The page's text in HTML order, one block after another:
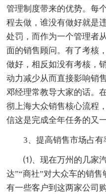
管理制度带来的优势。每
程去做，谁没有做好就是
处罚，而作为一个管理者
面的销售顾问。有了考核
做好，相反如没有考核，
动力减少从而直接影响销
邓经理常教导大家的话。
彻上海大众销售核心流程
信这是完成全年任务的又一
3、提高销售市场占有
⑴、现在万州的几家
达”“商社”对大众车的销
有一些客户到这两家公司